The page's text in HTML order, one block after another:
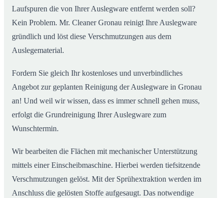
Laufspuren die von Ihrer Auslegware entfernt werden soll?
Kein Problem. Mr. Cleaner Gronau reinigt Ihre Auslegware
gründlich und löst diese Verschmutzungen aus dem
Auslegematerial.
Fordern Sie gleich Ihr kostenloses und unverbindliches
Angebot zur geplanten Reinigung der Auslegware in Gronau
an! Und weil wir wissen, dass es immer schnell gehen muss,
erfolgt die Grundreinigung Ihrer Auslegware zum
Wunschtermin.
Wir bearbeiten die Flächen mit mechanischer Unterstützung
mittels einer Einscheibmaschine. Hierbei werden tiefsitzende
Verschmutzungen gelöst. Mit der Sprühextraktion werden im
Anschluss die gelösten Stoffe aufgesaugt. Das notwendige